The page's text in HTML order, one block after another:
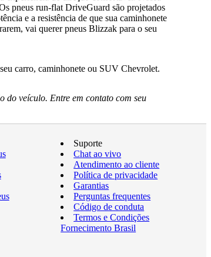
pneus run-flat DriveGuard são projetados
e a resistência de que sua caminhonete
vai querer pneus Blizzak para o seu
carro, caminhonete ou SUV Chevrolet.
do veículo. Entre em contato com seu
Suporte
Chat ao vivo
Atendimento ao cliente
Política de privacidade
Garantias
Perguntas frequentes
Código de conduta
Termos e Condições
Fornecimento Brasil